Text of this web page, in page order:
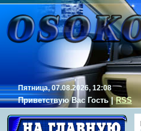
Пятница, 07.08.2026, 12:08
Приветствую Вас Гость|RSS